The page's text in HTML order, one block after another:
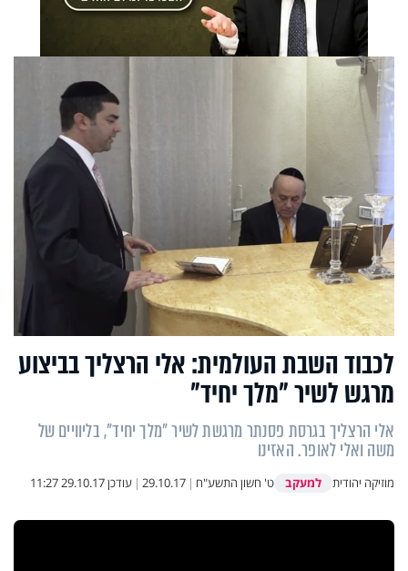
לכבוד השבת העולמית: אלי הרצליך בביצוע
מרגש לשיר "מלך יחיד"
אלי הרצליך בגרסת פסנתר מרגשת לשיר "מלך יחיד", בליוויים של
משה ואלי לאופר. האזינו
מוזיקה יהודית למעקב ט' חשון התשע"ח |
29.10.17
| עודכן29.10.17 11:27